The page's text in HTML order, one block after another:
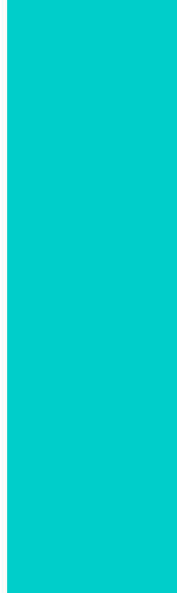
Pourquoi utiliser
pression dégressive sur
retour veineux efficace.
particulièrement
celles qui passent de
Les bas de contention
seulement pour traiter,
complications
Les différents
contention au
La Pharmacie de
de bas de contention
spécifiques. Ils se
compression, allant de
niveau de soutien
, chacun offrant
de vie. Le type de bas